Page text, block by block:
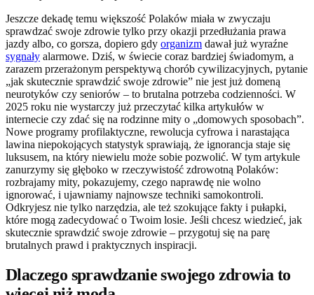
Jeszcze dekadę temu większość Polaków miała w zwyczaju
sprawdzać swoje zdrowie tylko przy okazji przedłużania prawa
jazdy albo, co gorsza, dopiero gdy organizm dawał już wyraźne
sygnały alarmowe. Dziś, w świecie coraz bardziej świadomym, a
zarazem przerażonym perspektywą chorób cywilizacyjnych, pytanie
„jak skutecznie sprawdzić swoje zdrowie” nie jest już domeną
neurotyków czy seniorów – to brutalna potrzeba codzienności. W
2025 roku nie wystarczy już przeczytać kilka artykułów w
internecie czy zdać się na rodzinne mity o „domowych sposobach”.
Nowe programy profilaktyczne, rewolucja cyfrowa i narastająca
lawina niepokojących statystyk sprawiają, że ignorancja staje się
luksusem, na który niewielu może sobie pozwolić. W tym artykule
zanurzymy się głęboko w rzeczywistość zdrowotną Polaków:
rozbrajamy mity, pokazujemy, czego naprawdę nie wolno
ignorować, i ujawniamy najnowsze techniki samokontroli.
Odkryjesz nie tylko narzędzia, ale też szokujące fakty i pułapki,
które mogą zadecydować o Twoim losie. Jeśli chcesz wiedzieć, jak
skutecznie sprawdzić swoje zdrowie – przygotuj się na parę
brutalnych prawd i praktycznych inspiracji.
Dlaczego sprawdzanie swojego zdrowia to